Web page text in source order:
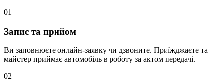
01
Запис та прийом
Ви заповнюєте онлайн-заявку чи дзвоните. Приїжджаєте та
майстер приймає автомобіль в роботу за актом передачі.
02